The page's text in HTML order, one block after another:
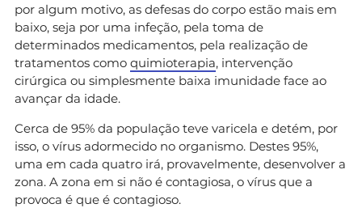
por algum motivo, as defesas do corpo estão mais em
baixo, seja por uma infeção, pela toma de
determinados medicamentos, pela realização de
tratamentos como quimioterapia, intervenção
cirúrgica ou simplesmente baixa imunidade face ao
avançar da idade.
Cerca de 95% da população teve varicela e detém, por
isso, o vírus adormecido no organismo. Destes 95%,
uma em cada quatro irá, provavelmente, desenvolver a
zona. A zona em si não é contagiosa, o vírus que a
provoca é que é contagioso.